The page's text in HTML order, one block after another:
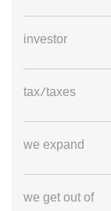
investor
tax/taxes
we expand
we get out of